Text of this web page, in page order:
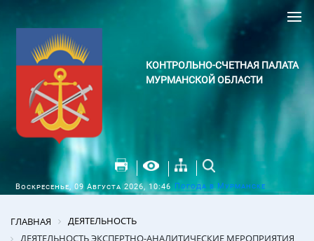
КОНТРОЛЬНО-СЧЕТНАЯ ПАЛАТА
МУРМАНСКОЙ ОБЛАСТИ
Воскресенье, 09 Августа 2026, 10:46 Погода в Мурманске
ГЛАВНАЯ
ДЕЯТЕЛЬНОСТЬ